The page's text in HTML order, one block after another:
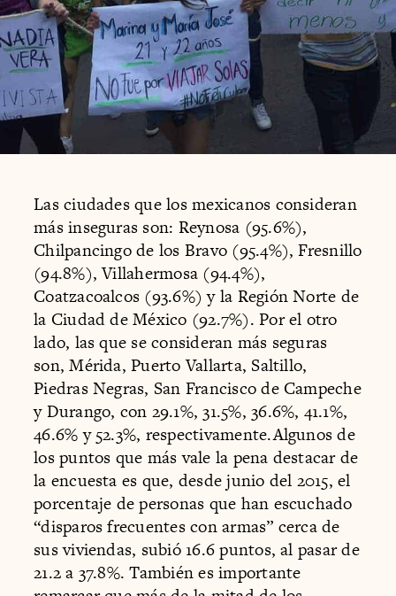
Las ciudades que los mexicanos consideran
más inseguras son: Reynosa (95.6%),
Chilpancingo de los Bravo (95.4%), Fresnillo
(94.8%), Villahermosa (94.4%),
Coatzacoalcos (93.6%) y la Región Norte de
la Ciudad de México (92.7%). Por el otro
lado, las que se consideran más seguras
son, Mérida, Puerto Vallarta, Saltillo,
Piedras Negras, San Francisco de Campeche
y Durango, con 29.1%, 31.5%, 36.6%, 41.1%,
46.6% y 52.3%, respectivamente.Algunos de
los puntos que más vale la pena destacar de
la encuesta es que, desde junio del 2015, el
porcentaje de personas que han escuchado
“disparos frecuentes con armas” cerca de
sus viviendas, subió 16.6 puntos, al pasar de
21.2 a 37.8%. También es importante